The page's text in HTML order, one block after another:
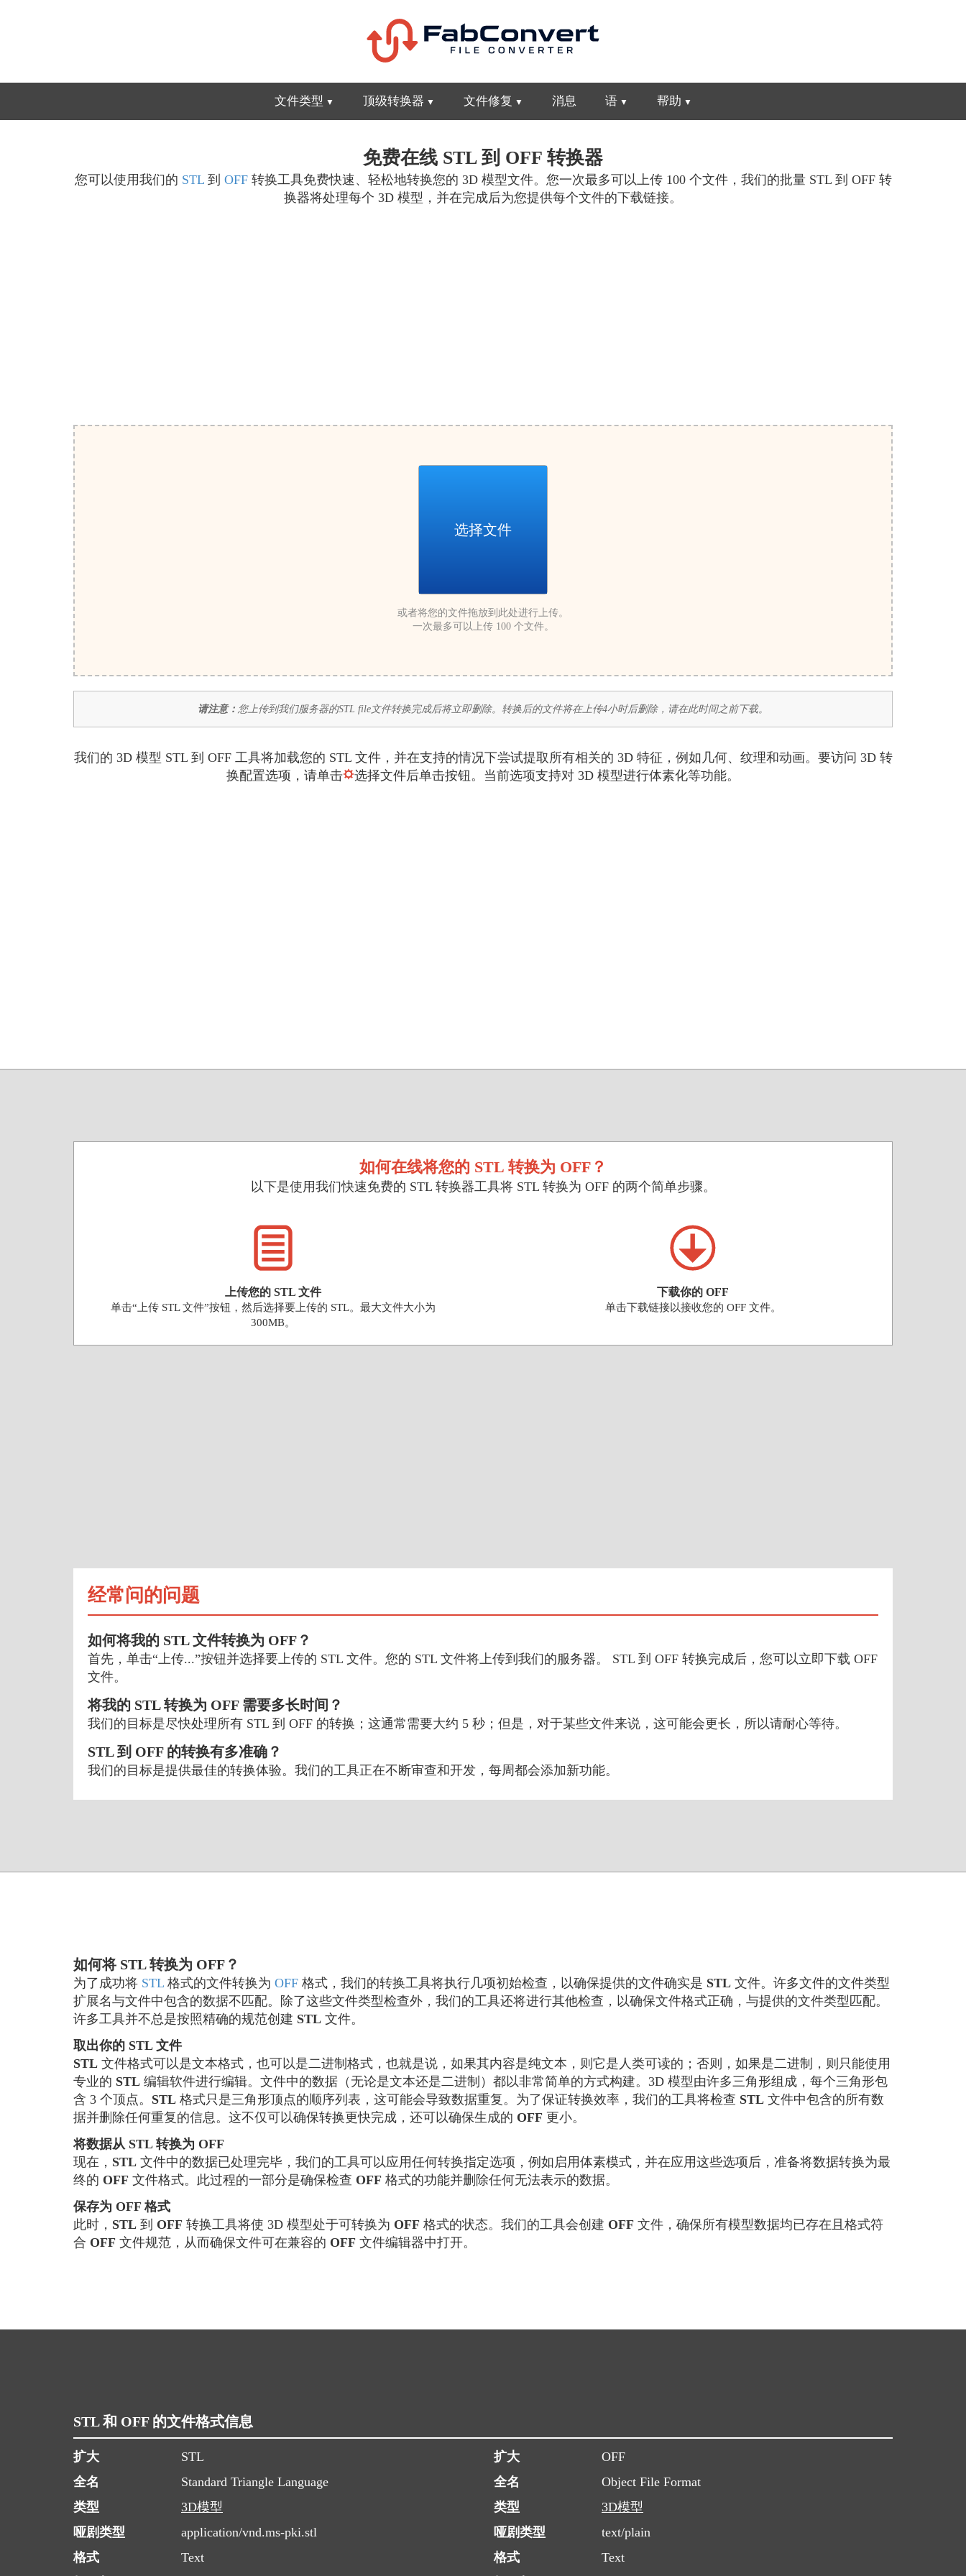
文件类型 顶级转换器 文件修复 消息 语 帮助
免费在线 STL 到 OFF 转换器
您可以使用我们的 STL到 OFF转换工具免费快速、轻松地转换您的 3D 模型文件。您一次最多可以上传 100 个文件，我们的批量 STL 到 OFF 转
换器将处理每个 3D 模型，并在完成后为您提供每个文件的下载链接。
选择文件
或者将您的文件拖放到此处进行上传。
一次最多可以上传 100 个文件。
请注意： 您上传到我们服务器的STL file文件转换完成后将立即删除。转换后的文件将在上传4小时后删除，请在此时间之前下载。
我们的 3D 模型 STL 到 OFF 工具将加载您的 STL 文件，并在支持的情况下尝试提取所有相关的 3D 特征，例如几何、纹理和动画。要访问 3D 转
换配置选项，请单击
选择文件后单击按钮。当前选项支持对 3D 模型进行体素化等功能。
如何在线将您的 STL 转换为 OFF？
以下是使用我们快速免费的 STL 转换器工具将 STL 转换为 OFF 的两个简单步骤。
上传您的 STL 文件
单击“上传 STL 文件”按钮，然后选择要上传的 STL。最大文件大小为
300MB。
下载你的 OFF
单击下载链接以接收您的 OFF 文件。
经常问的问题
如何将我的 STL 文件转换为 OFF？
首先，单击“上传...”按钮并选择要上传的 STL 文件。您的 STL 文件将上传到我们的服务器。 STL 到 OFF 转换完成后，您可以立即下载 OFF
文件。
将我的 STL 转换为 OFF 需要多长时间？
我们的目标是尽快处理所有 STL 到 OFF 的转换；这通常需要大约 5 秒；但是，对于某些文件来说，这可能会更长，所以请耐心等待。
STL 到 OFF 的转换有多准确？
我们的目标是提供最佳的转换体验。我们的工具正在不断审查和开发，每周都会添加新功能。
如何将 STL 转换为 OFF？
为了成功将 STL 格式的文件转换为 OFF 格式，我们的转换工具将执行几项初始检查，以确保提供的文件确实是 STL 文件。许多文件的文件类型
扩展名与文件中包含的数据不匹配。除了这些文件类型检查外，我们的工具还将进行其他检查，以确保文件格式正确，与提供的文件类型匹配。
许多工具并不总是按照精确的规范创建 STL 文件。
取出你的 STL 文件
STL 文件格式可以是文本格式，也可以是二进制格式，也就是说，如果其内容是纯文本，则它是人类可读的；否则，如果是二进制，则只能使用
专业的 STL 编辑软件进行编辑。文件中的数据（无论是文本还是二进制）都以非常简单的方式构建。3D 模型由许多三角形组成，每个三角形包
含 3 个顶点。 STL 格式只是三角形顶点的顺序列表，这可能会导致数据重复。为了保证转换效率，我们的工具将检查 STL 文件中包含的所有数
据并删除任何重复的信息。这不仅可以确保转换更快完成，还可以确保生成的 OFF 更小。
将数据从 STL 转换为 OFF
现在， STL 文件中的数据已处理完毕，我们的工具可以应用任何转换指定选项，例如启用体素模式，并在应用这些选项后，准备将数据转换为最
终的 OFF 文件格式。此过程的一部分是确保检查 OFF 格式的功能并删除任何无法表示的数据。
保存为 OFF 格式
此时， STL 到 OFF 转换工具将使 3D 模型处于可转换为 OFF 格式的状态。我们的工具会创建 OFF 文件，确保所有模型数据均已存在且格式符
合 OFF 文件规范，从而确保文件可在兼容的 OFF 文件编辑器中打开。
STL 和 OFF 的文件格式信息
扩大
STL
全名
Standard Triangle Language
类型
3D模型
哑剧类型
application/vnd.ms-pki.stl
格式
Text
扩大
OFF
全名
Object File Format
类型
3D模型
哑剧类型
text/plain
格式
Text